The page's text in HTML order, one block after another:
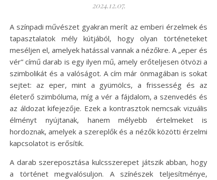
2024.12.07.
A színpadi művészet gyakran merít az emberi érzelmek és
tapasztalatok mély kútjából, hogy olyan történeteket
meséljen el, amelyek hatással vannak a nézőkre. A „eper és
vér” című darab is egy ilyen mű, amely erőteljesen ötvözi a
szimbolikát és a valóságot. A cím már önmagában is sokat
sejtet: az eper, mint a gyümölcs, a frissesség és az
életerő szimbóluma, míg a vér a fájdalom, a szenvedés és
az áldozat kifejezője. Ezek a kontrasztok nemcsak vizuális
élményt nyújtanak, hanem mélyebb értelmeket is
hordoznak, amelyek a szereplők és a nézők közötti érzelmi
kapcsolatot is erősítik.
A darab szereposztása kulcsszerepet játszik abban, hogy
a történet megvalósuljon. A színészek teljesítménye,